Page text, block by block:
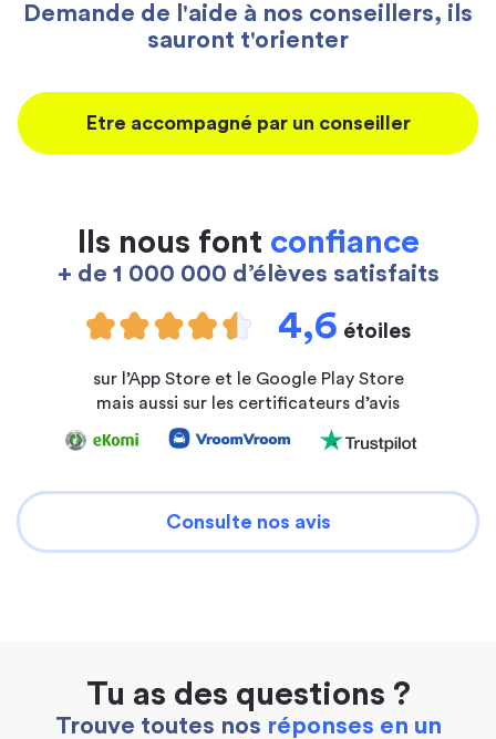
Demande de l'aide à nos conseillers, ils
sauront t'orienter
Etre accompagné par un conseiller
Ils nous font confiance
+ de 1 000 000 d’élèves satisfaits
4,6 étoiles
sur l’App Store et le Google Play Store
mais aussi sur les certificateurs d’avis
Consulte nos avis
Tu as des questions ?
Trouve toutes nos réponses en un